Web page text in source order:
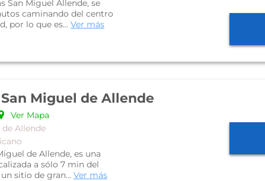
San Miguel Allende, se
caminando del centro
por lo que es... Ver más
Miguel de Allende
Ver Mapa
Allende
de Allende, es una
a sólo 7 min del
sitio de gran... Ver más